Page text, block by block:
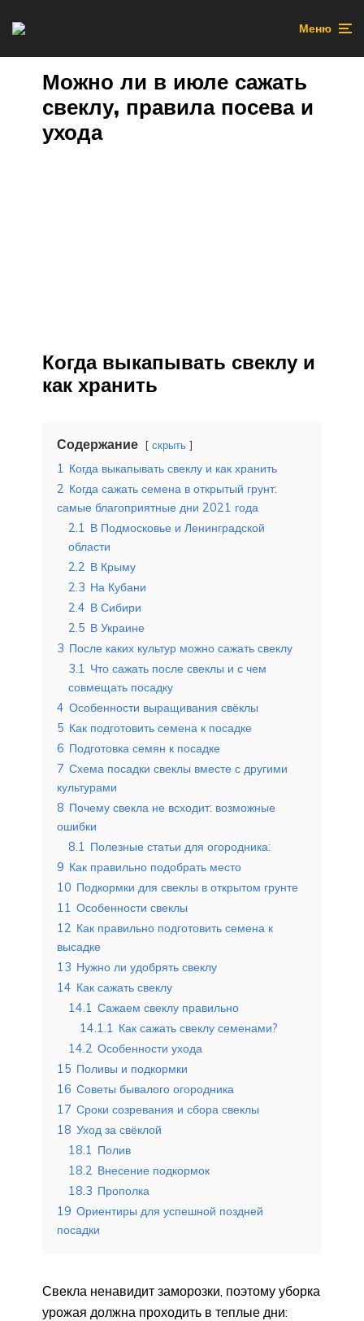
Меню
Можно ли в июле сажать
свеклу, правила посева и
ухода
Когда выкапывать свеклу и
как хранить
Содержание скрыть
1 Когда выкапывать свеклу и как хранить
2 Когда сажать семена в открытый грунт:
самые благоприятные дни 2021 года
2.1 В Подмосковье и Ленинградской
области
2.2 В Крыму
2.3 На Кубани
2.4 В Сибири
2.5 В Украине
3 После каких культур можно сажать свеклу
3.1 Что сажать после свеклы и с чем
совмещать посадку
4 Особенности выращивания свёклы
5 Как подготовить семена к посадке
6 Подготовка семян к посадке
7 Схема посадки свеклы вместе с другими
культурами
8 Почему свекла не всходит: возможные
ошибки
8.1 Полезные статьи для огородника:
9 Как правильно подобрать место
10 Подкормки для свеклы в открытом грунте
11 Особенности свеклы
12 Как правильно подготовить семена к
высадке
13 Нужно ли удобрять свеклу
14 Как сажать свеклу
14.1 Сажаем свеклу правильно
14.1.1 Как сажать свеклу семенами?
14.2 Особенности ухода
15 Поливы и подкормки
16 Советы бывалого огородника
17 Сроки созревания и сбора свеклы
18 Уход за свёклой
18.1 Полив
18.2 Внесение подкормок
18.3 Прополка
19 Ориентиры для успешной поздней
посадки
Свекла ненавидит заморозки, поэтому уборка
урожая должна проходить в теплые дни: